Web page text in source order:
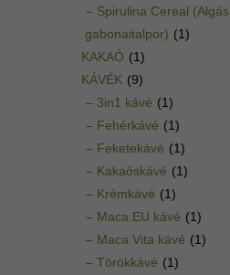
– Spirulina Cereal (Algás
gabonaitalpor) (1)
KAKAÓ (1)
KÁVÉK (9)
– 3in1 kávé (1)
– Fehérkávé (1)
– Feketekávé (1)
– Kakaóskávé (1)
– Krémkávé (1)
– Maca EU kávé (1)
– Maca Vita kávé (1)
– Törökkávé (1)